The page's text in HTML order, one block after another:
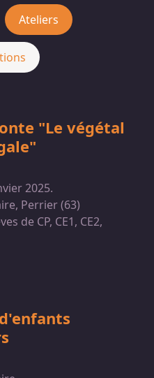
Ateliers
"Le végétal
2025.
Perrier (63)
de CP, CE1, CE2,